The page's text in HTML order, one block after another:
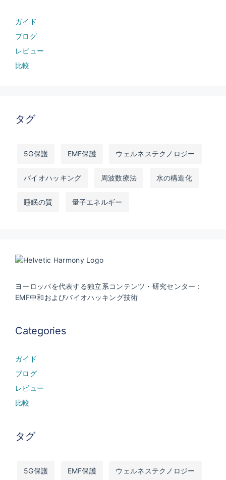
ガイド
ブログ
レビュー
比較
タグ
5G保護 EMF保護 ウェルネステクノロジー
バイオハッキング 周波数療法 水の構造化
睡眠の質 量子エネルギー
ヨーロッパを代表する独立系コンテンツ・研究センター：
EMF中和およびバイオハッキング技術
Categories
ガイド
ブログ
レビュー
比較
タグ
5G保護 EMF保護 ウェルネステクノロジー